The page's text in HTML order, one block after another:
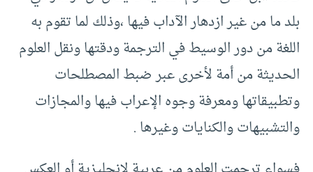
بلد ما من غير ازدهار الآداب فيها ،وذلك لما تقوم به
اللغة من دور الوسيط في الترجمة ودقتها ونقل العلوم
الحديثة من أمة لأخرى عبر ضبط المصطلحات
وتطبيقاتها ومعرفة وجوه الإعراب فيها والمجازات
والتشبيهات والكنايات وغيرها .